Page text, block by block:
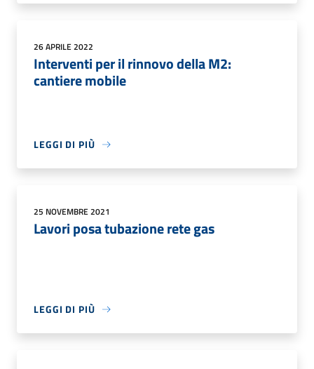
26 APRILE 2022
Interventi per il rinnovo della M2:
cantiere mobile
LEGGI DI PIÙ
25 NOVEMBRE 2021
Lavori posa tubazione rete gas
LEGGI DI PIÙ